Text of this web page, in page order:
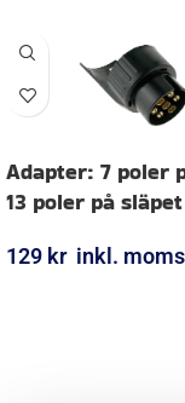
ORGINALNUMMER
LÄNGD